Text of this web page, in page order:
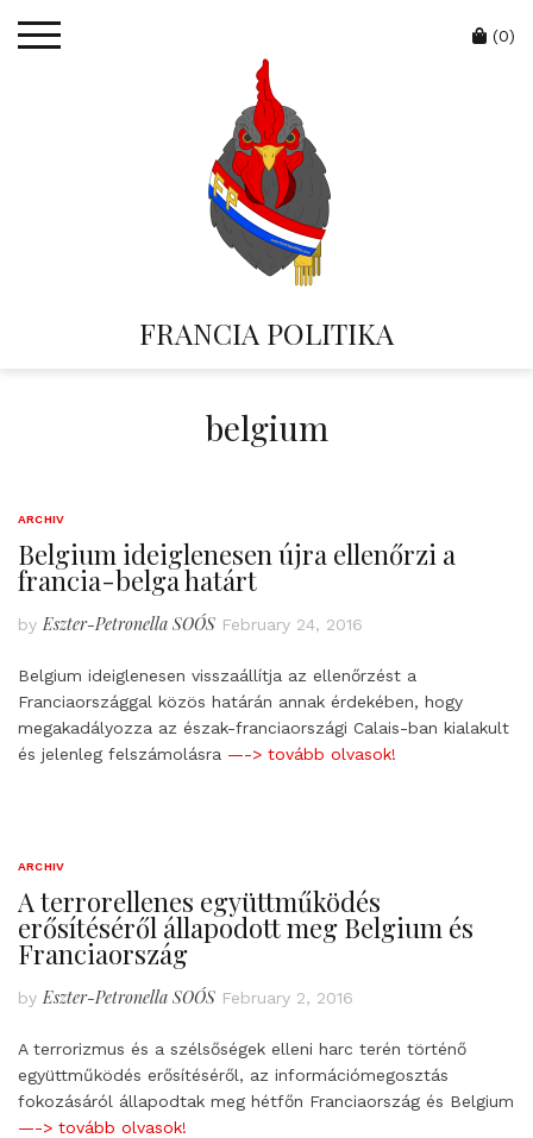
FRANCIA POLITIKA
Cart
(0)
belgium
ARCHIV
Belgium ideiglenesen újra ellenőrzi a
francia-belga határt
by Eszter-Petronella SOÓS February 24, 2016
Belgium ideiglenesen visszaállítja az ellenőrzést a
Franciaországgal közös határán annak érdekében, hogy
megakadályozza az észak-franciaországi Calais-ban kialakult
és jelenleg felszámolásra —-> tovább olvasok!
ARCHIV
A terrorellenes együttműködés
erősítéséről állapodott meg Belgium és
Franciaország
by Eszter-Petronella SOÓS February 2, 2016
A terrorizmus és a szélsőségek elleni harc terén történő
együttműködés erősítéséről, az információmegosztás
fokozásáról állapodtak meg hétfőn Franciaország és Belgium
—-> tovább olvasok!